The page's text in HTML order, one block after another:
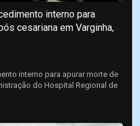
interno para
cesariana em Varginha,
interno para apurar morte de
do Hospital Regional de